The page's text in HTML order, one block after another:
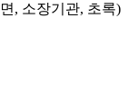
, 소장기관, 초록)